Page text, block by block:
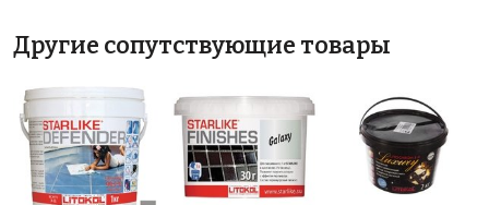
Другие сопутствующие товары